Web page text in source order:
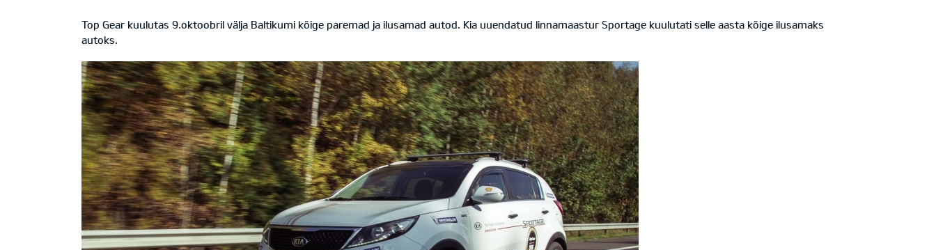
Top Gear kuulutas 9.oktoobril välja Baltikumi kõige paremad ja ilusamad autod. Kia uuendatud linnamaastur Sportage kuulutati selle aasta kõige ilusamaks
autoks.